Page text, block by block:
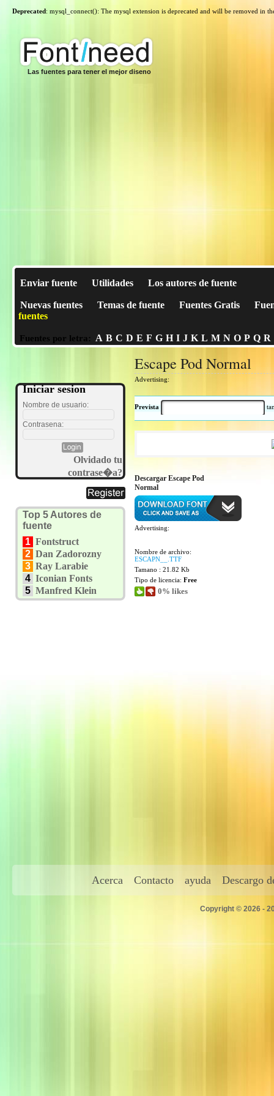
Deprecated: mysql_connect(): The mysql extension is deprecated and will be removed in
Las fuentes para tener el mejor diseno
Enviar fuente Utilidades Los autores de fuente
Nuevas fuentes Temas de fuente Fuentes Gratis
fuentes
Fuentes por letra: A B C D E F G H I J K L M N O P Q R
Iniciar sesion
Nombre de usuario:
Contrasena:
Olvidado tu
contrase�a?
Top 5 Autores de
fuente
1 Fontstruct
2 Dan Zadorozny
3 Ray Larabie
4 Iconian Fonts
5 Manfred Klein
Escape Pod Normal
Advertising:
Prevista
Descargar Escape Pod
Normal
Advertising:
Nombre de archivo:
ESCAPN__.TTF
Tamano : 21.82 Kb
Tipo de licencia: Free
0% likes
Acerca Contacto ayuda Descargo
Copyright © 2026 -